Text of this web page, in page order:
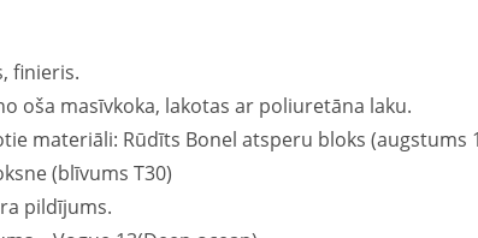
finieris.
oša masīvkoka, lakotas ar poliuretāna laku.
materiāli: Rūdīts Bonel atsperu bloks (augstums
(blīvums T30)
pildījums.